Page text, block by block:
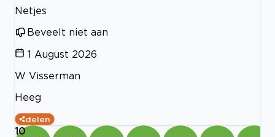
Netjes
Beveelt niet aan
1 August 2026
W Visserman
Heeg
delen
10